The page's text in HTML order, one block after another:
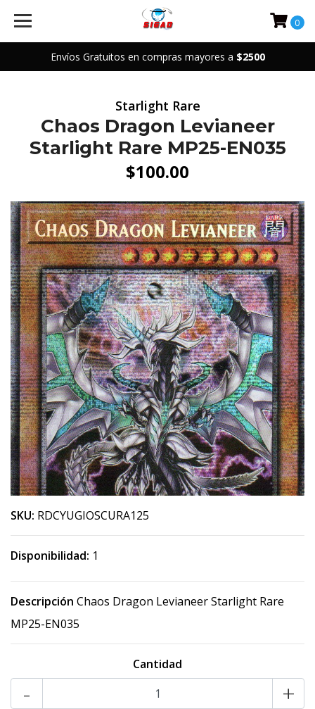
Envíos Gratuitos en compras mayores a $2500
0
Starlight Rare
Chaos Dragon Levianeer
Starlight Rare MP25-EN035
$100.00
SKU: RDCYUGIOSCURA125
Disponibilidad: 1
Descripción Chaos Dragon Levianeer Starlight Rare
MP25-EN035
Cantidad
+
-